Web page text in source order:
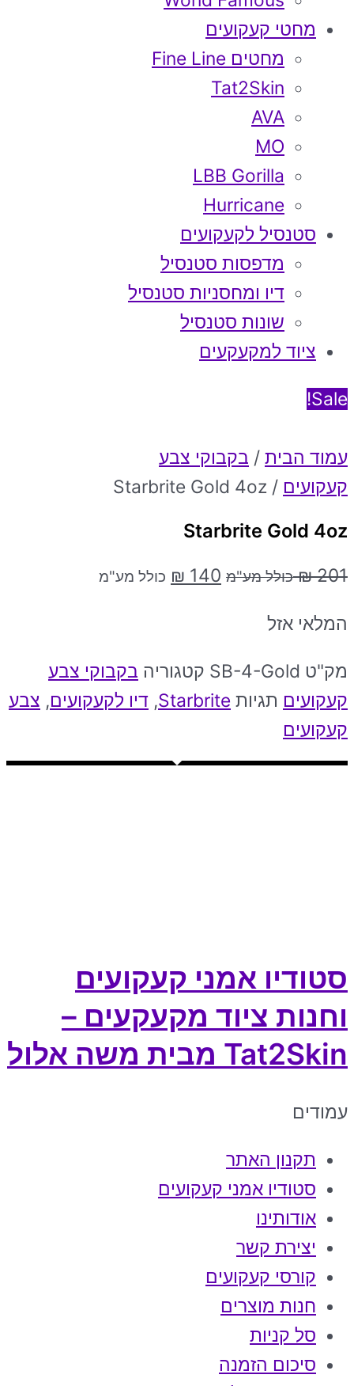
מחטי קעקועים
מחטים Fine Line
Tat2Skin
AVA
MO
LBB Gorilla
Hurricane
סטנסיל לקעקועים
מדפסות סטנסיל
דיו ומחסניות סטנסיל
שונות סטנסיל
ציוד למקעקעים
Sale!
עמוד הבית / בקבוקי צבע
קעקועים / Starbrite Gold 4oz
Starbrite Gold 4oz
₪201 כולל מע"מ ₪ 140 כולל מע"מ
המלאי אזל
מק"ט SB-4-Gold קטגוריה בקבוקי צבע
קעקועים תגיות Starbrite
, דיו לקעקועים, צבע
קעקועים
סטודיו אמני קעקועים
וחנות ציוד מקעקעים –
Tat2Skin מבית משה אלול
עמודים
תקנון האתר
סטודיו אמני קעקועים
אודותינו
יצירת קשר
קורסי קעקועים
חנות מוצרים
סל קניות
סיכום הזמנה